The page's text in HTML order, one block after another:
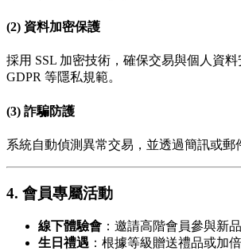
(2) 資料加密保護
採用 SSL 加密技術，確保交易與個人資
GDPR 等隱私規範。
(3) 詐騙防護
系統自動偵測異常交易，並透過簡訊或郵
4. 會員專屬活動
線下體驗會 ：邀請高階會員參與新
生日禮遇 ：根據等級贈送禮品或加倍